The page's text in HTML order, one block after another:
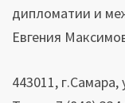
дипломатии и
Евгения
443011, г.Самара,